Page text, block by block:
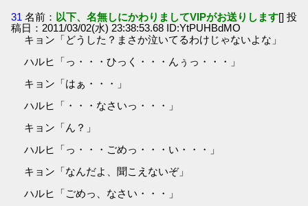
31 名前： 以下、名無しにかわりましてVIPがお送りします[] 投
稿日：2011/03/02(水) 23:38:53.68 ID:YtPUHBdMO
キョン「どうした？まさか泣いてるわけじゃないよな」
ハルヒ「っ・・・ひっく・・・んぅっ・・・」
キョン「はぁ・・・」
ハルヒ「・・・なさいっ・・・」
キョン「ん？」
ハルヒ「っ・・・ごめっ・・・い・・・」
キョン「なんだよ、聞こえないぞ」
ハルヒ「ごめっ、なさい・・・」